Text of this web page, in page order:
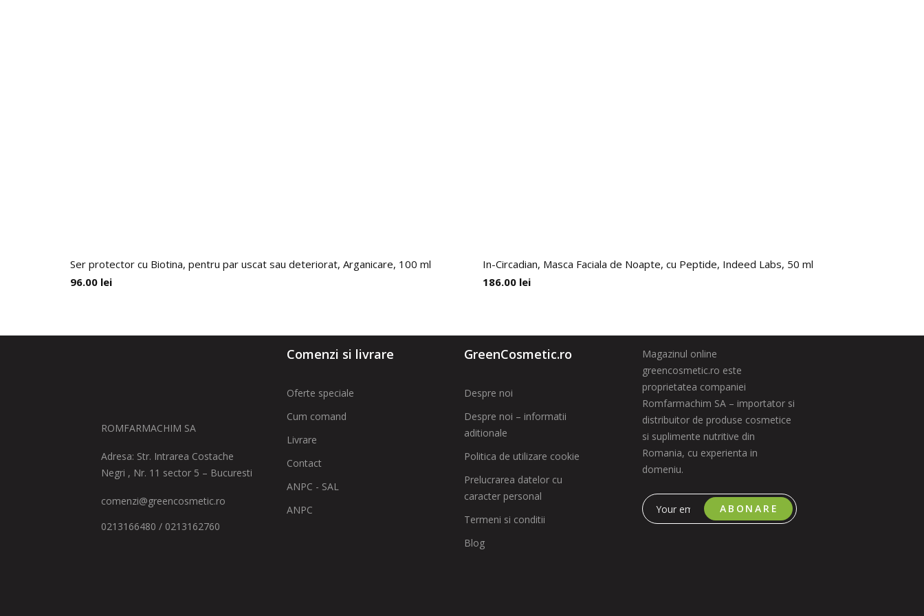
Ser protector cu Biotina, pentru par uscat sau deteriorat, Arganicare, 100 ml
96.00 lei
In-Circadian, Masca Faciala de Noapte, cu Peptide, Indeed Labs, 50 ml
186.00 lei
ROMFARMACHIM SA
Adresa: Str. Intrarea Costache
Negri , Nr. 11 sector 5 – Bucuresti
comenzi@greencosmetic.ro
0213166480 / 0213162760
Comenzi si livrare
Oferte speciale
Cum comand
Livrare
Contact
ANPC - SAL
ANPC
GreenCosmetic.ro
Despre noi
Despre noi – informatii
aditionale
Politica de utilizare cookie
Prelucrarea datelor cu
caracter personal
Termeni si conditii
Blog
Magazinul online
greencosmetic.ro este
proprietatea companiei
Romfarmachim SA – importator si
distribuitor de produse cosmetice
si suplimente nutritive din
Romania, cu experienta in
domeniu.
ABONARE